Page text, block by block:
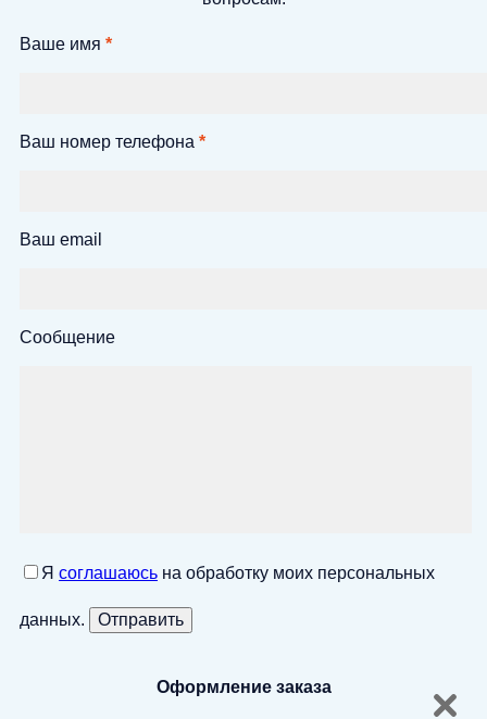
Ваше имя *
Ваш номер телефона *
Ваш email
Сообщение
Я соглашаюсь на обработку моих персональных
данных.
Оформление заказа